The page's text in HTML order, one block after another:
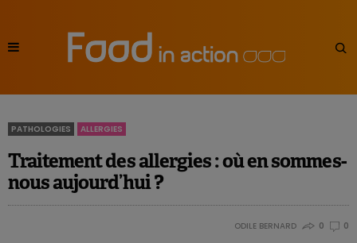
PATHOLOGIES ALLERGIES
Traitement des allergies : où en sommes-
nous aujourd’hui ?
ODILE BERNARD 0 0